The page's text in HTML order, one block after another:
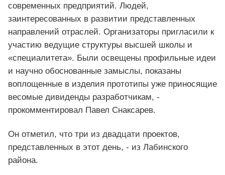
современных предприятий. Людей,
заинтересованных в развитии представленных
направлений отраслей. Организаторы пригласили к
участию ведущие структуры высшей школы и
«специалитета». Были освещены профильные идеи
и научно обоснованные замыслы, показаны
воплощенные в изделия прототипы уже приносящие
весомые дивиденды разработчикам, -
прокомментировал Павел Снаксарев.
Он отметил, что три из двадцати проектов,
представленных в этот день, - из Лабинского
района.